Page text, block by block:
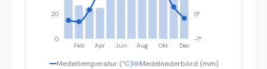
Feb Apr Jun Aug Okt Dec
0
20
-7°
0°
Medeltemperatur (°C) Medelnederbörd (mm)